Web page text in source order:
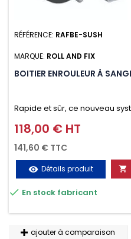
RÉFÉRENCE: RAFBE-SUSH
MARQUE: ROLL AND FIX
BOITIER ENROULEUR À
Rapide et sûr, ce nouveau
d’arrimer le chargement sur
minute.
Prix
118,00 € HT
141,60 € TTC
visibility Détails produit 
 En stock fabricant
ajouter à comparaison